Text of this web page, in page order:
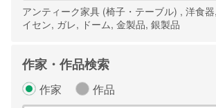
アンティーク家具 (椅子・テーブル) , 洋食
イセン, ガレ, ドーム, 金製品, 銀製品
作家・作品検索
作家 作品